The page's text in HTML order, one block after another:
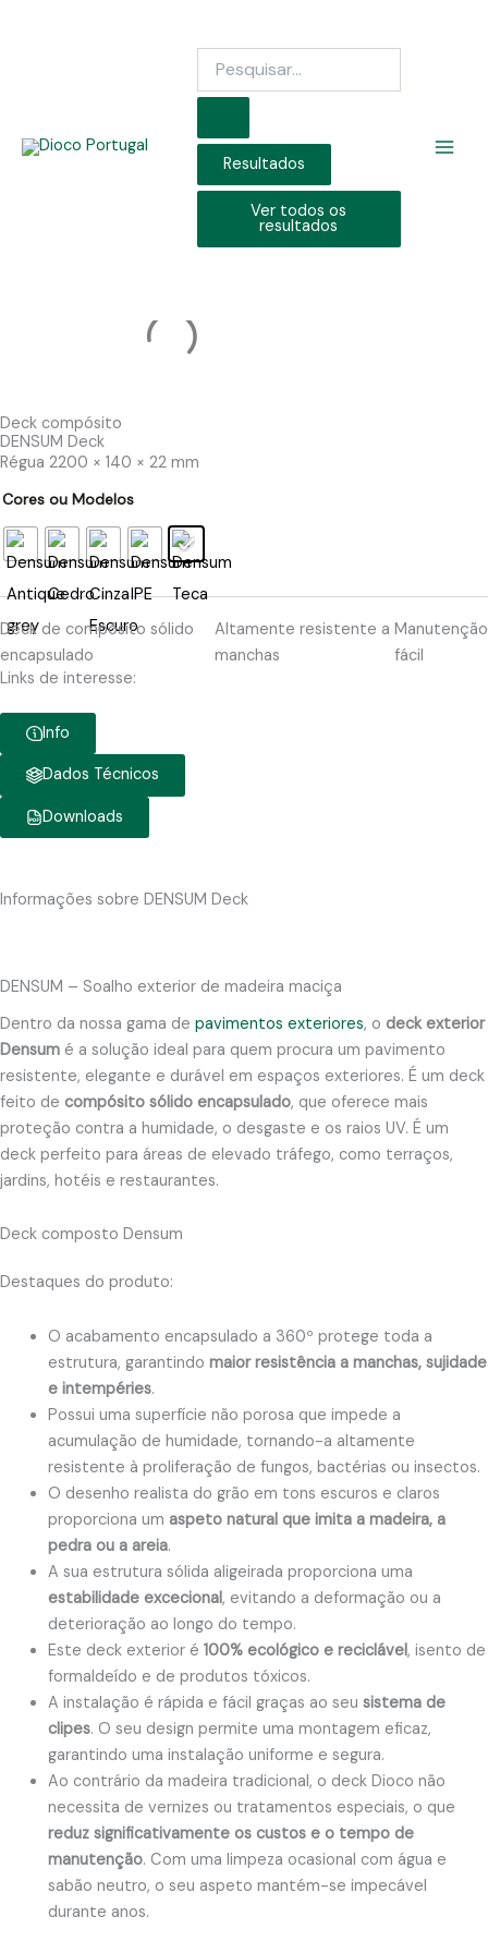
Resultados
Ver todos os
resultados
Deck compósito
DENSUM Deck
Régua 2200 × 140 × 22 mm
Cores ou Modelos
Deck de compósito sólido
encapsulado
Altamente resistente a
manchas
Manutenção
fácil
Links de interesse:
Info
Dados Técnicos
Downloads
Informações sobre DENSUM Deck
DENSUM – Soalho exterior de madeira maciça
Dentro da nossa gama de pavimentos exteriores, o deck exterior
Densum é a solução ideal para quem procura um pavimento
resistente, elegante e durável em espaços exteriores. É um deck
feito de compósito sólido encapsulado, que oferece mais
proteção contra a humidade, o desgaste e os raios UV. É um
deck perfeito para áreas de elevado tráfego, como terraços,
jardins, hotéis e restaurantes.
Deck composto Densum
Destaques do produto:
O acabamento encapsulado a 360º protege toda a
estrutura, garantindo maior resistência a manchas, sujidade
e intempéries.
Possui uma superfície não porosa que impede a
acumulação de humidade, tornando-a altamente
resistente à proliferação de fungos, bactérias ou insectos.
O desenho realista do grão em tons escuros e claros
proporciona um aspeto natural que imita a madeira, a
pedra ou a areia.
A sua estrutura sólida aligeirada proporciona uma
estabilidade excecional, evitando a deformação ou a
deterioração ao longo do tempo.
Este deck exterior é 100% ecológico e reciclável, isento de
formaldeído e de produtos tóxicos.
A instalação é rápida e fácil graças ao seu sistema de
clipes. O seu design permite uma montagem eficaz,
garantindo uma instalação uniforme e segura.
Ao contrário da madeira tradicional, o deck Dioco não
necessita de vernizes ou tratamentos especiais, o que
reduz significativamente os custos e o tempo de
manutenção. Com uma limpeza ocasional com água e
sabão neutro, o seu aspeto mantém-se impecável
durante anos.